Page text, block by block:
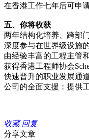
在香港工作七年后可申
五、你将收获
两年结构化培养、跨部
深度参与在世界级设施
由经验丰富的工程主管
获得香港工程师协会
快速晋升的职业发展通
公司的全面支援：提供
收藏回复
分享文章